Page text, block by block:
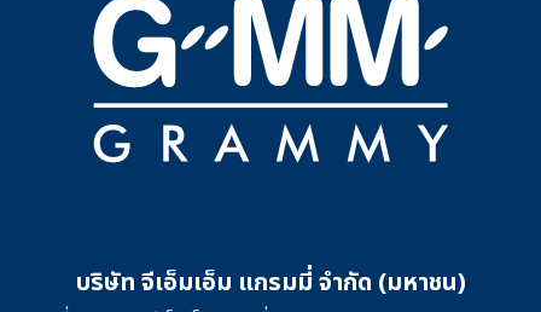
บริษัท จีเอ็มเอ็ม แกรมมี่ จำกัด (มหาชน)